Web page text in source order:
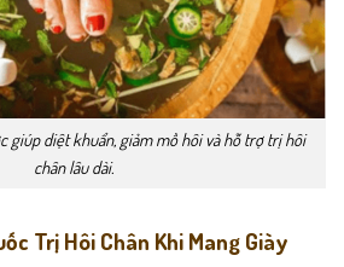
giúp diệt khuẩn, giảm mồ hôi và hỗ trợ trị hôi
chân lâu dài.
Trị Hôi Chân Khi Mang Giày